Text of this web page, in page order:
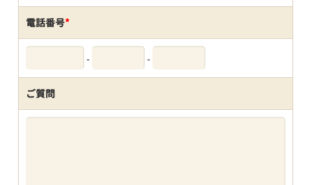
電話番号*
- -
ご質問